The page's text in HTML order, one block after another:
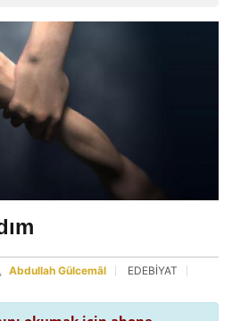
Abdullah Gülcemâl EDEBİYAT